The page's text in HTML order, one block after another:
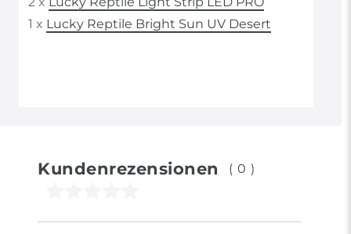
1 x Lucky Reptile Bright Sun UV Desert
Kundenrezensionen (0)